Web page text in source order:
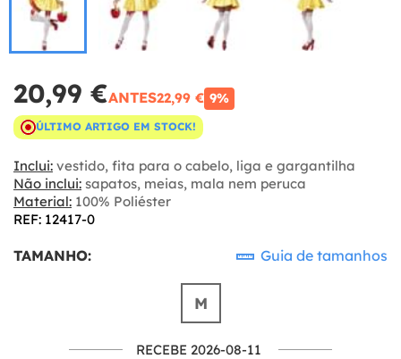
20,99 €ANTES22,99 € 9%
ÚLTIMO ARTIGO EM STOCK!
Inclui: vestido, fita para o cabelo, liga e gargantilha
Não inclui: sapatos, meias, mala nem peruca
Material: 100% Poliéster
REF: 12417-0
TAMANHO: Guia de tamanhos
M
RECEBE 2026-08-11